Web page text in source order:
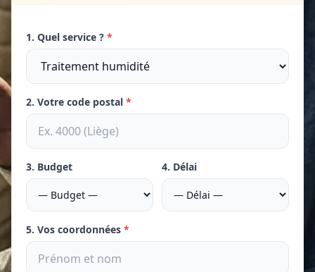
1. Quel service ? *
2. Votre code postal *
3. Budget 4. Délai
5. Vos coordonnées *